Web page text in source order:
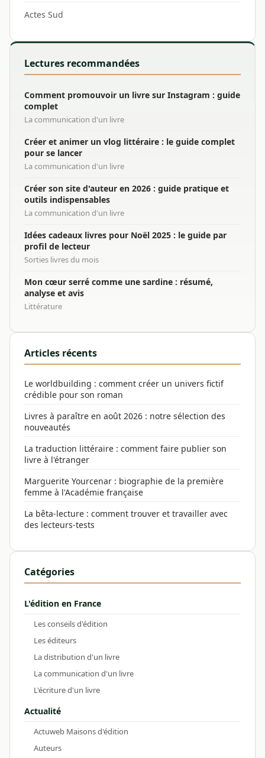
Actes Sud
Lectures recommandées
Comment promouvoir un livre sur Instagram : guide
complet
La communication d'un livre
Créer et animer un vlog littéraire : le guide complet
pour se lancer
La communication d'un livre
Créer son site d'auteur en 2026 : guide pratique et
outils indispensables
La communication d'un livre
Idées cadeaux livres pour Noël 2025 : le guide par
profil de lecteur
Sorties livres du mois
Mon cœur serré comme une sardine : résumé,
analyse et avis
Littérature
Articles récents
Le worldbuilding : comment créer un univers fictif
crédible pour son roman
Livres à paraître en août 2026 : notre sélection des
nouveautés
La traduction littéraire : comment faire publier son
livre à l'étranger
Marguerite Yourcenar : biographie de la première
femme à l'Académie française
La bêta-lecture : comment trouver et travailler avec
des lecteurs-tests
Catégories
L'édition en France
Les conseils d'édition
Les éditeurs
La distribution d'un livre
La communication d'un livre
L'écriture d'un livre
Actualité
Actuweb Maisons d'édition
Auteurs